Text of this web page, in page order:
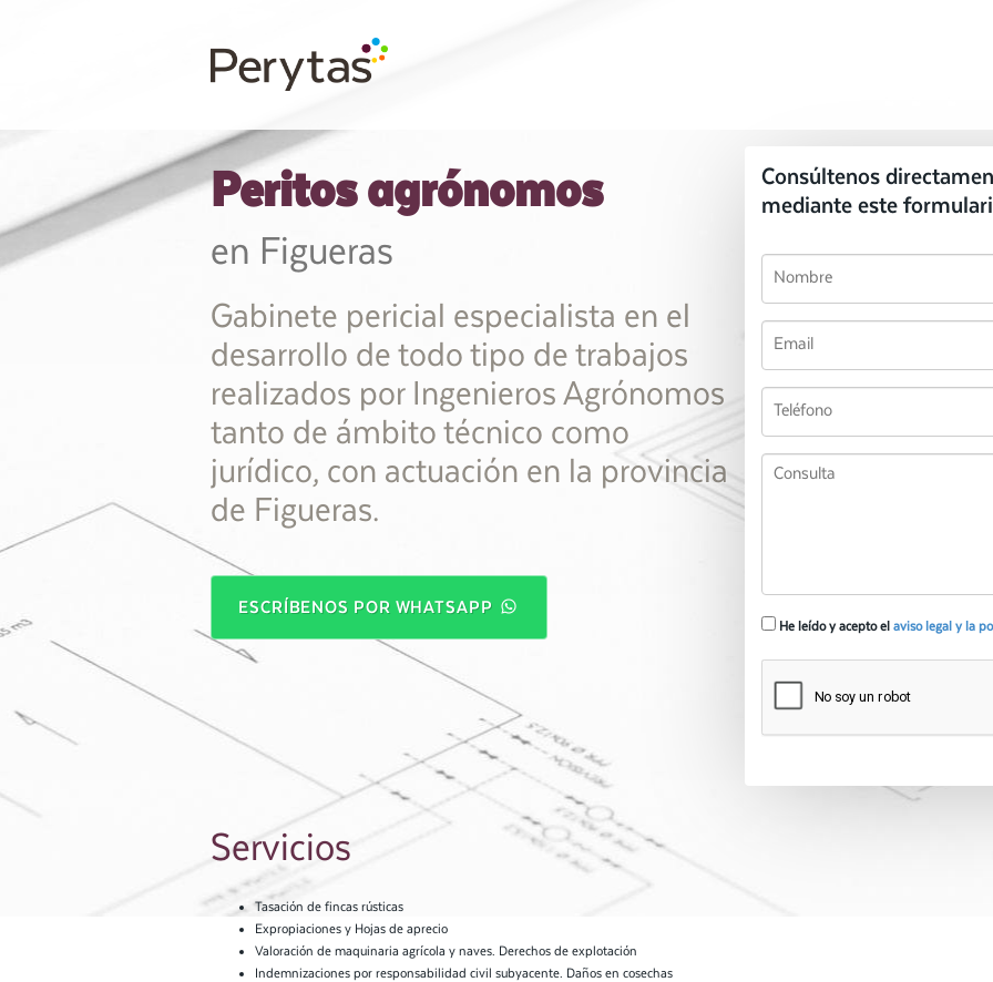
Peritos agrónomos
en Figueras
Gabinete pericial especialista en el
desarrollo de todo tipo de trabajos
realizados por Ingenieros Agrónomos
tanto de ámbito técnico como
jurídico, con actuación en la provincia
de Figueras.
ESCRÍBENOS POR WHATSAPP
Consúltenos
mediante este
He leído y acepto el aviso legal y la
Servicios
Tasación de fincas rústicas
Expropiaciones y Hojas de aprecio
Valoración de maquinaria agrícola y naves. Derechos de explotación
Indemnizaciones por responsabilidad civil subyacente. Daños en cosechas